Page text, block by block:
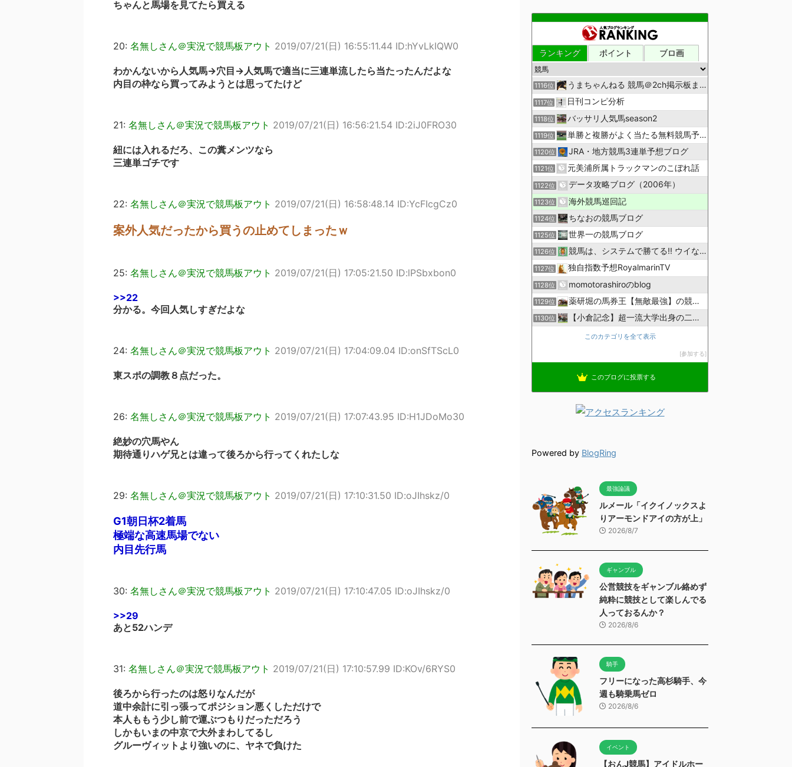
ちゃんと馬場を見てたら買える
20: 名無しさん＠実況で競馬板アウト 2019/07/21(日) 16:55:11.44 ID:hYvLkIQW0
わかんないから人気馬→穴目→人気馬で適当に三連単流したら当たったんだよな
内目の枠なら買ってみようとは思ってたけど
21: 名無しさん＠実況で競馬板アウト 2019/07/21(日) 16:56:21.54 ID:2iJ0FRO30
紐には入れるだろ、この糞メンツなら
三連単ゴチです
22: 名無しさん＠実況で競馬板アウト 2019/07/21(日) 16:58:48.14 ID:YcFIcgCz0
案外人気だったから買うの止めてしまったｗ
25: 名無しさん＠実況で競馬板アウト 2019/07/21(日) 17:05:21.50 ID:lPSbxbon0
>>22
分かる。今回人気しすぎだよな
24: 名無しさん＠実況で競馬板アウト 2019/07/21(日) 17:04:09.04 ID:onSfTScL0
東スポの調教８点だった。
26: 名無しさん＠実況で競馬板アウト 2019/07/21(日) 17:07:43.95 ID:H1JDoMo30
絶妙の穴馬やん
期待通りハゲ兄とは違って後ろから行ってくれたしな
29: 名無しさん＠実況で競馬板アウト 2019/07/21(日) 17:10:31.50 ID:oJIhskz/0
G1朝日杯2着馬
極端な高速馬場でない
内目先行馬
30: 名無しさん＠実況で競馬板アウト 2019/07/21(日) 17:10:47.05 ID:oJIhskz/0
>>29
あと52ハンデ
31: 名無しさん＠実況で競馬板アウト 2019/07/21(日) 17:10:57.99 ID:KOv/6RYS0
後ろから行ったのは怒りなんだが
道中余計に引っ張ってポジション悪くしただけで
本人ももう少し前で運ぶつもりだっただろう
しかもいまの中京で大外まわしてるし
グルーヴィットより強いのに、ヤネで負けた
ランキング ポイント ブロ画
1116位 うまちゃんねる 競馬＠2ch掲示板まとめ
1117位 日刊コンピ分析
1118位 バッサリ人気馬season2
1119位 単勝と複勝がよく当たる無料競馬予想ブログ
1120位 JRA・地方競馬3連単予想ブログ
1121位 元美浦所属トラックマンのこぼれ話
1122位 データ攻略ブログ（2006年）
1123位 海外競馬巡回記
1124位 ちなおの競馬ブログ
1125位 世界一の競馬ブログ
1126位 競馬は、システムで勝てる!! ウイなび
1127位 独自指数予想RoyalmarinTV
1128位 momotorashiroのblog
1129位 薬研堀の馬券王【無敵最強】の競馬予想
1130位 【小倉記念】超一流大学出身の二人で理論競馬
このカテゴリを全て表示
参加する
このブログに投票する
Powered by BlogRing
最強論議
ルメール「イクイノックスよ
りアーモンドアイの方が上」
2026/8/7
ギャンブル
公営競技をギャンブル絡めず
純粋に競技として楽しんでる
人っておるんか？
2026/8/6
騎手
フリーになった高杉騎手、今
週も騎乗馬ゼロ
2026/8/6
イベント
【おんJ競馬】アイドルホー